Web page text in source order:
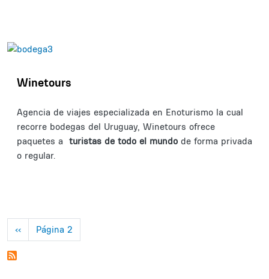
Winetours
Agencia de viajes especializada en Enoturismo la cual
recorre bodegas del Uruguay, Winetours ofrece
paquetes a turistas de todo el mundo de forma privada
o regular.
Paginación
Página anterior
‹‹ Página 2